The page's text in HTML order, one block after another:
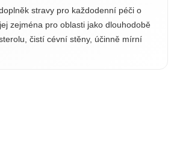
stravy pro každodenní péči o
zejména pro oblasti jako dlouhodobě
čistí cévní stěny, účinně mírní